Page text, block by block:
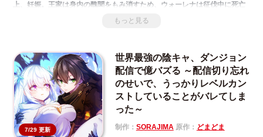
上、妊娠。王家は身内の醜聞をもみ消すため、ウォーレナは征伐中に死亡
失意の中、国に見切りをつけた彼は、賠償金を元手にのんびり田舎でスロ
けれど彼には彼女たちを愛せない理由があって……？国を追われた最強の
おっさんの成り上がりファンタジー！！
もっと見る
7/29 更新
世界最強の陰キャ、ダンジョン
配信で億バズる ～配信切り忘れ
のせいで、うっかりレベルカン
ストしていることがバレてしま
った～
制作： SORAJIMA原作： どまどま